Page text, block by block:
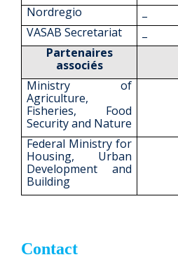
Nordregio
VASAB Secretariat
Partenaires
associés
Ministry of
Agriculture,
Fisheries, Food
Security and Nature
Federal Ministry for
Housing, Urban
Development and
Building
Contact